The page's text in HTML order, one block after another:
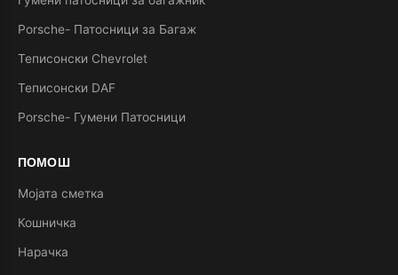
Porsche- Патосници за Багаж
Теписонски Chevrolet
Теписонски DAF
Porsche- Гумени Патосници
ПОМОШ
Мојата сметка
Кошничка
Нарачка